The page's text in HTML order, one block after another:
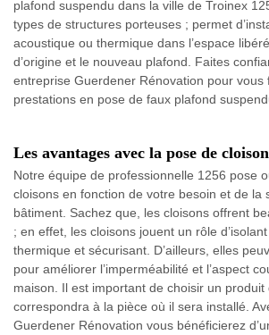
plafond suspendu dans la ville de Troinex
types de structures porteuses ; permet
acoustique ou thermique dans l’espace
d’origine et le nouveau plafond. Faites
entreprise Guerdener Rénovation pour vous
prestations en pose de faux plafond
Les avantages avec la pose de cloison
Notre équipe de professionnelle 1256 pose
cloisons en fonction de votre besoin et de la
bâtiment. Sachez que, les cloisons offrent
; en effet, les cloisons jouent un rôle d’isolant
thermique et sécurisant. D’ailleurs, elles
pour améliorer l’imperméabilité et l’aspect
maison. Il est important de choisir un
correspondra à la pièce où il sera installé.
Guerdener Rénovation vous bénéficierez